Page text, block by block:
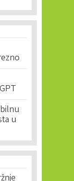
u